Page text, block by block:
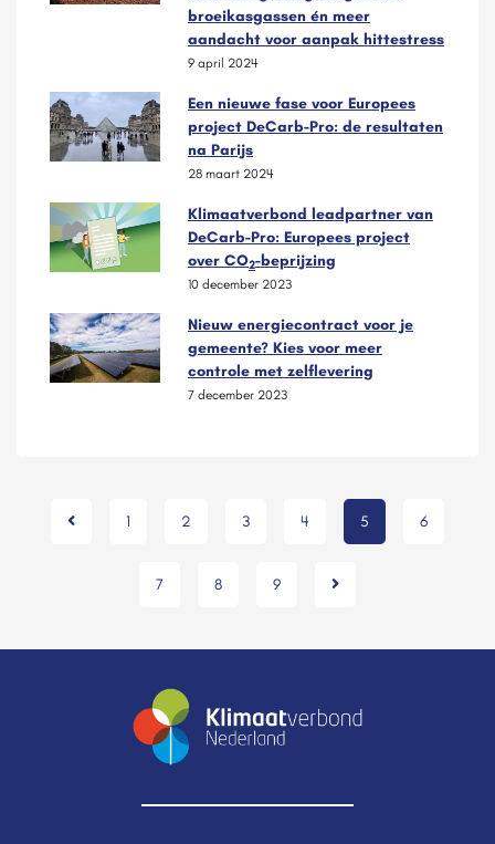
broeikasgassen én meer
aandacht voor aanpak hittestress
9 april 2024
Een nieuwe fase voor Europees
project DeCarb-Pro: de resultaten
na Parijs
28 maart 2024
Klimaatverbond leadpartner van
DeCarb-Pro: Europees project
over CO2-beprijzing
10 december 2023
Nieuw energiecontract voor je
gemeente? Kies voor meer
controle met zelflevering
7 december 2023
1 2 3 4 5 6
7 8 9